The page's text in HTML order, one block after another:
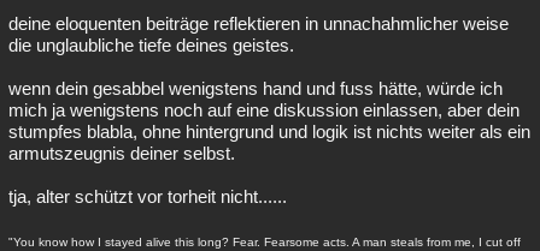
deine eloquenten beiträge reflektieren in unnachahmlicher weise
die unglaubliche tiefe deines geistes.
wenn dein gesabbel wenigstens hand und fuss hätte, würde ich
mich ja wenigstens noch auf eine diskussion einlassen, aber dein
stumpfes blabla, ohne hintergrund und logik ist nichts weiter als ein
armutszeugnis deiner selbst.
tja, alter schützt vor torheit nicht......
"You know how I stayed alive this long? Fear. Fearsome acts. A man steals from me, I cut off